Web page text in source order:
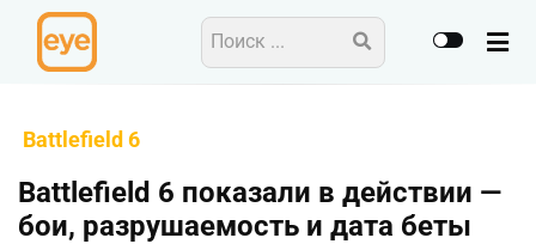
Battlefield 6
Battlefield 6 показали в действии —
бои, разрушаемость и дата беты